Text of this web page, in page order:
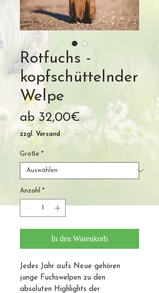
Rotfuchs -
kopfschüttelnder
Welpe
ab32,00€Sale-
Preis
zzgl. Versand
Größe *
Anzahl *
In den Warenkorb
Jedes Jahr aufs Neue gehören
junge Fuchswelpen zu den
absoluten Highlights der